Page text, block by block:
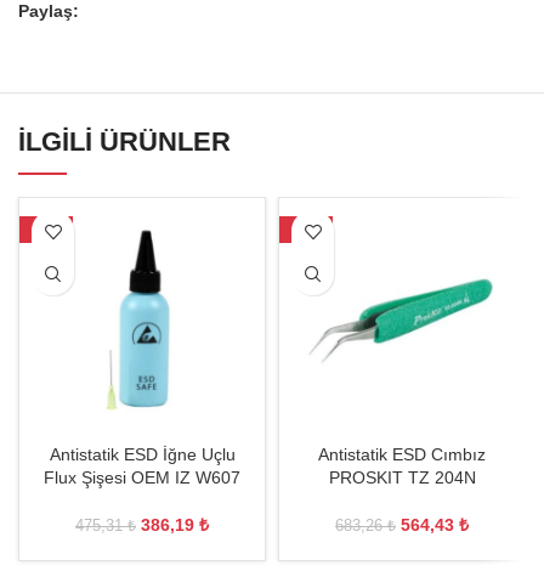
Paylaş:
İLGILI ÜRÜNLER
-19%
Antistatik ESD İğne Uçlu
Flux Şişesi OEM IZ W607
475,31₺ 386,19 ₺
-17%
Antistatik ESD Cımbız
PROSKIT TZ 204N
683,26₺ 564,43 ₺